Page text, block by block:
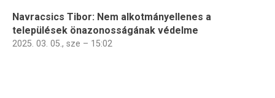
Navracsics Tibor: Nem alkotmányellenes a
települések önazonosságának védelme
2025. 03. 05., sze – 15:02